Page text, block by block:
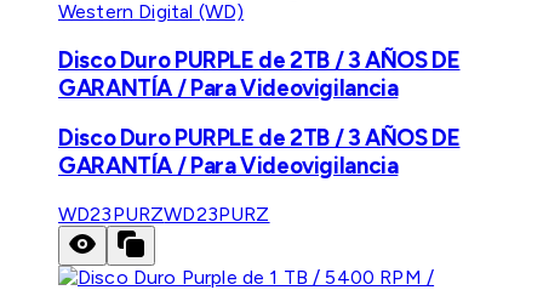
Western Digital (WD)
Disco Duro PURPLE de 2TB / 3 AÑOS DE
GARANTÍA / Para Videovigilancia
Disco Duro PURPLE de 2TB / 3 AÑOS DE
GARANTÍA / Para Videovigilancia
WD23PURZWD23PURZ